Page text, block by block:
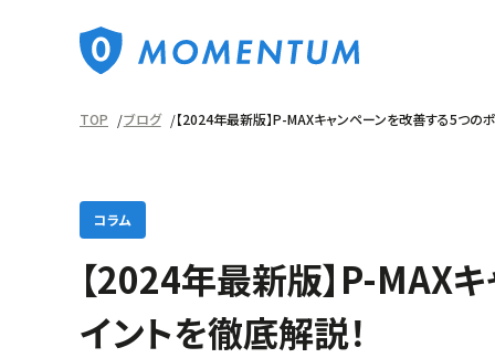
TOP ブログ 【2024年最新版】P-MAXキャンペーンを改善する5つの
コラム
【2024年最新版】P-MAX
イントを徹底解説！